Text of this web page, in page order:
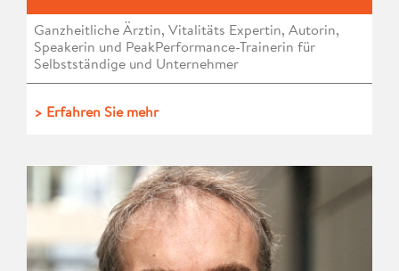
Ganzheitliche Ärztin, Vitalitäts Expertin, Autorin,
Speakerin und PeakPerformance-Trainerin für
Selbstständige und Unternehmer
> Erfahren Sie mehr